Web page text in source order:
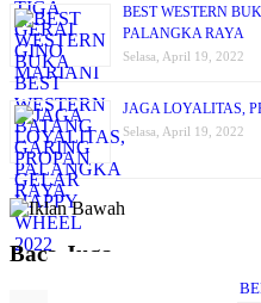
BEST WESTERN
PALANGKA RAYA
Selasa, April 19, 2022
JAGA LOYALITAS,
Selasa, April 19, 2022
Baca Juga